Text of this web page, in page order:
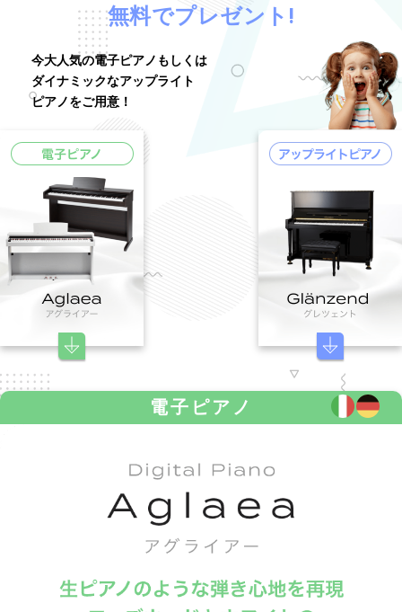
無料でプレゼント!
今大人気の電子ピアノもしくは
ダイナミックなアップライト
ピアノをご用意！
電子ピアノ